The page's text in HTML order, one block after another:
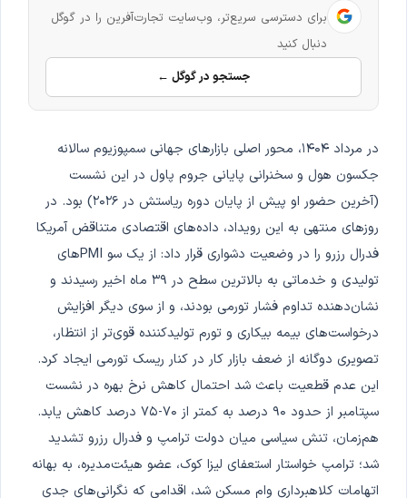
برای دسترسی سریع‌تر، وب‌سایت تجارت‌آفرین را در گوگل
دنبال کنید
جستجو در گوگل ←
در مرداد ۱۴۰۴، محور اصلی بازارهای جهانی سمپوزیوم سالانه
جکسون هول و سخنرانی پایانی جروم پاول در این نشست
(آخرین حضور او پیش از پایان دوره ریاستش در ۲۰۲۶) بود. در
روزهای منتهی به این رویداد، داده‌های اقتصادی متناقض آمریکا
فدرال رزرو را در وضعیت دشواری قرار داد: از یک سو PMIهای
تولیدی و خدماتی به بالاترین سطح در ۳۹ ماه اخیر رسیدند و
نشان‌دهنده تداوم فشار تورمی بودند، و از سوی دیگر افزایش
درخواست‌های بیمه بیکاری و تورم تولیدکننده قوی‌تر از انتظار،
تصویری دوگانه از ضعف بازار کار در کنار ریسک تورمی ایجاد کرد.
این عدم قطعیت باعث شد احتمال کاهش نرخ بهره در نشست
سپتامبر از حدود ۹۰ درصد به کمتر از ۷۰-۷۵ درصد کاهش یابد.
هم‌زمان، تنش سیاسی میان دولت ترامپ و فدرال رزرو تشدید
شد؛ ترامپ خواستار استعفای لیزا کوک، عضو هیئت‌مدیره، به بهانه
اتهامات کلاهبرداری وام مسکن شد، اقدامی که نگرانی‌های جدی